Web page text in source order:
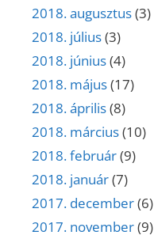
2018. augusztus(3)
2018. július(3)
2018. június(4)
2018. május(17)
2018. április(8)
2018. március(10)
2018. február(9)
2018. január(7)
2017. december(6)
2017. november(9)